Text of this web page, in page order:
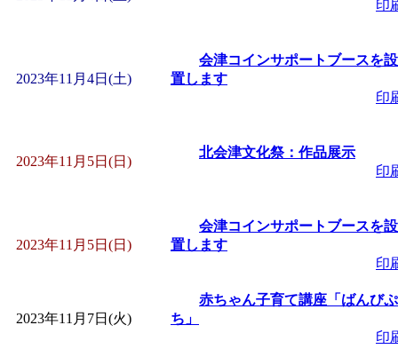
～」 受付期間：～
間：2026/08/10～2026/
赤ちゃん交流広場
間：2026/08/10～
「みなづる号乗車体
印
2023年11月4日(土)
会津コインサポートブースを設
置します
印
2023年11月5日(日)
北会津文化祭：作品展示
印
2023年11月5日(日)
会津コインサポートブースを設
置します
印
2023年11月7日(火)
赤ちゃん子育て講座「ばんびぷ
ち」
印